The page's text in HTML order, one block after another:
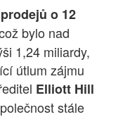
o 12
bylo nad
1,24 miliardy,
útlum zájmu
Elliott Hill
stále